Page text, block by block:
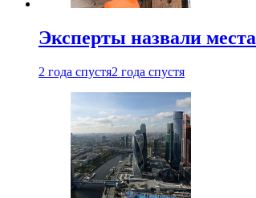
Эксперты назвали
2 года спустя2 года спустя